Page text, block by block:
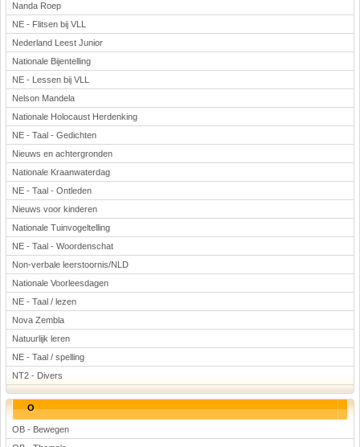
Nanda Roep
NE - Flitsen bij VLL
Nederland Leest Junior
Nationale Bijentelling
NE - Lessen bij VLL
Nelson Mandela
Nationale Holocaust Herdenking
NE - Taal - Gedichten
Nieuws en achtergronden
Nationale Kraanwaterdag
NE - Taal - Ontleden
Nieuws voor kinderen
Nationale Tuinvogeltelling
NE - Taal - Woordenschat
Non-verbale leerstoornis/NLD
Nationale Voorleesdagen
NE - Taal / lezen
Nova Zembla
Natuurlijk leren
NE - Taal / spelling
NT2 - Divers
O
OB - Bewegen